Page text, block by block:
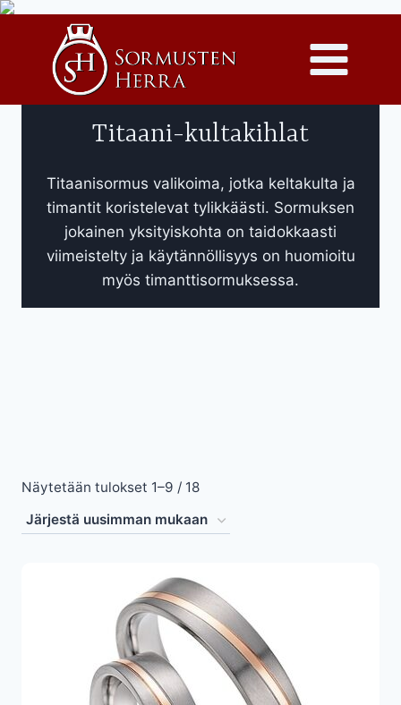
sisältöön
Titaani-kultakihlat
Titaanisormus valikoima, jotka keltakulta ja
timantit koristelevat tylikkäästi. Sormuksen
jokainen yksityiskohta on taidokkaasti
viimeistelty ja käytännöllisyys on huomioitu
myös timanttisormuksessa.
Näytetään tulokset 1–9 / 18Sorted
by
latest